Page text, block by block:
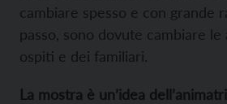
cambiare spesso e con grande
passo, sono dovute cambiare
ospiti e dei familiari.
La mostra è un’idea